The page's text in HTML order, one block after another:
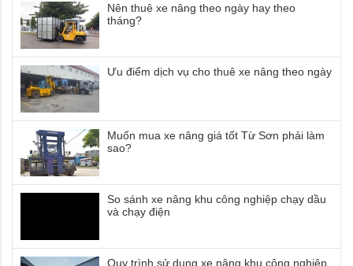
Nên thuê xe nâng theo ngày hay theo
tháng?
Ưu điểm dịch vụ cho thuê xe nâng theo ngày
Muốn mua xe nâng giá tốt Từ Sơn phải làm
sao?
So sánh xe nâng khu công nghiệp chạy dầu
và chạy điện
Quy trình sử dụng xe nâng khu công nghiệp